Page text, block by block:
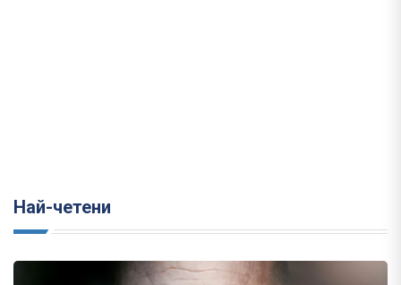
Най-четени